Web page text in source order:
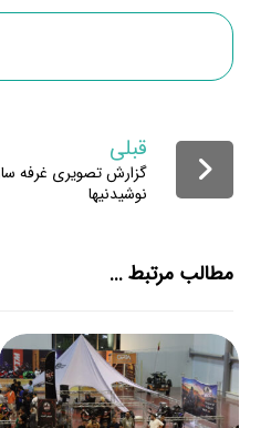
قبلی
گزارش تصویری غرفه
نوشیدنیها
مطالب مرتبط ...